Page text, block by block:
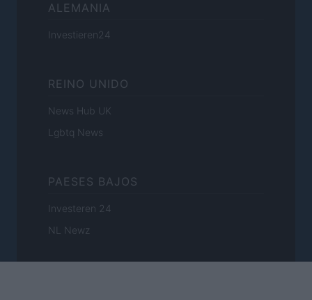
ALEMANIA
Investieren24
REINO UNIDO
News Hub UK
Lgbtq News
PAESES BAJOS
Investeren 24
NL Newz